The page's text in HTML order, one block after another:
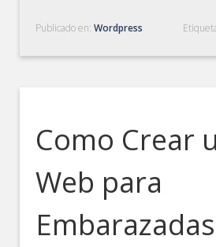
Publicado en:Wordpress
Como Crear
Web para